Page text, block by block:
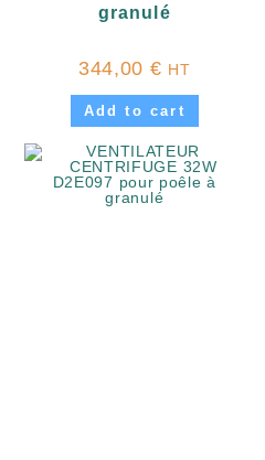
granulé
344,00 € HT
Add to cart